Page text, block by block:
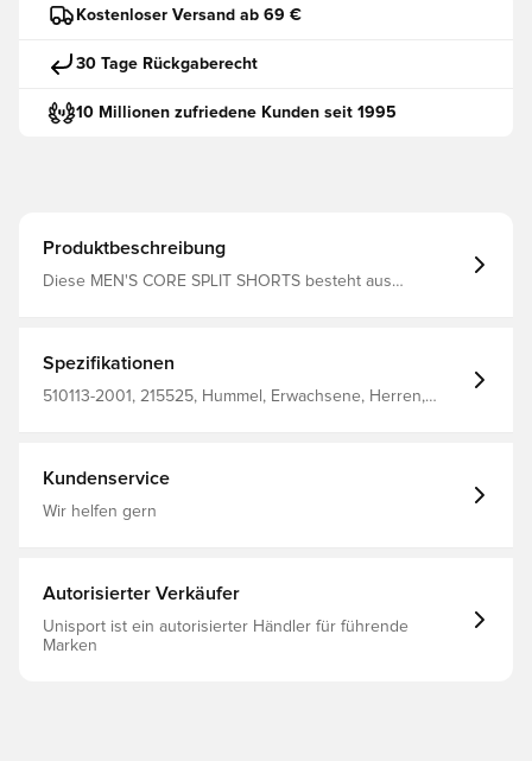
Kostenloser Versand ab 69 €
30 Tage Rückgaberecht
10 Millionen zufriedene Kunden seit 1995
Produktbeschreibung
Diese MEN'S CORE SPLIT SHORTS besteht aus
Passform sowie einen reflektierenden Logoprint auf
einem Bein. Mit Innenhose aus Mesh-Stoff.
Spezifikationen
510113-2001, 215525, Hummel, Erwachsene, Herren,
Kundenservice
Wir helfen gern
Autorisierter Verkäufer
Unisport ist ein autorisierter Händler für führende
Marken